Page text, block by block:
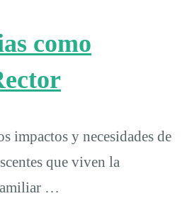
como
impactos y necesidades de
que viven la
…